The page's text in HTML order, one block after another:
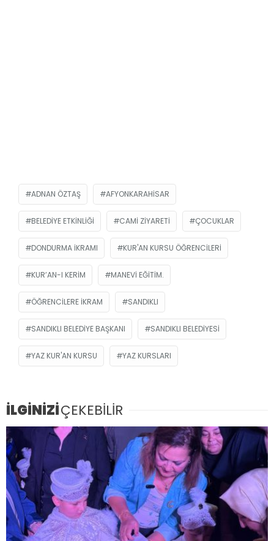
ADNAN ÖZTAŞ AFYONKARAHISAR
BELEDIYE ETKINLIĞI CAMI ZIYARETI ÇOCUKLAR
DONDURMA IKRAMI KUR'AN KURSU ÖĞRENCILERI
KUR’AN-I KERIM MANEVI EĞITIM.
ÖĞRENCILERE IKRAM SANDIKLI
SANDIKLI BELEDIYE BAŞKANI SANDIKLI BELEDIYESI
YAZ KUR'AN KURSU YAZ KURSLARI
İLGİNİZİÇEKEBİLİR